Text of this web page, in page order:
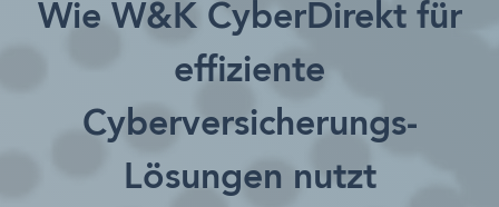
Wie W&K CyberDirekt für
effiziente
Cyberversicherungs-
Lösungen nutzt